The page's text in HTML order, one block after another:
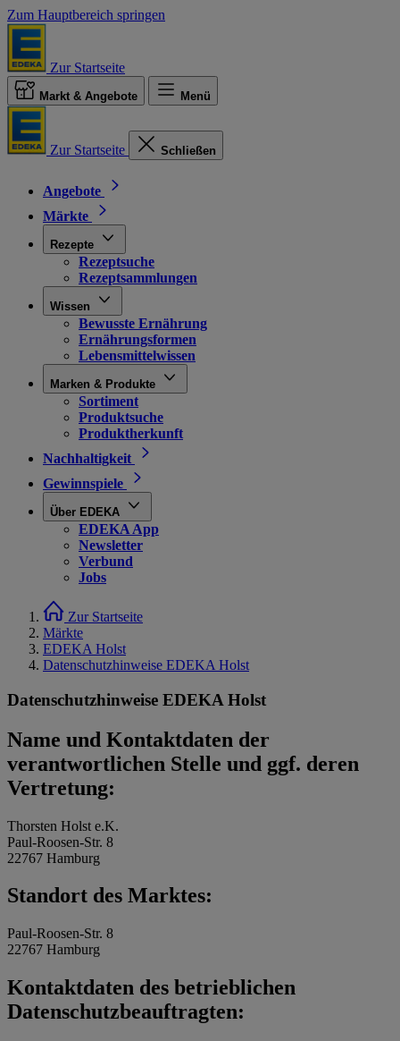
Zum Hauptbereich springen
Zur Startseite
Markt & Angebote Menü
Zur Startseite Schließen
Angebote
Märkte
Rezepte
Rezeptsuche
Rezeptsammlungen
Wissen
Bewusste Ernährung
Ernährungsformen
Lebensmittelwissen
Marken & Produkte
Sortiment
Produktsuche
Produktherkunft
Nachhaltigkeit
Gewinnspiele
Über EDEKA
EDEKA App
Newsletter
Verbund
Jobs
Zur Startseite
Märkte
EDEKA Holst
Datenschutzhinweise EDEKA Holst
Datenschutzhinweise EDEKA Holst
Name und Kontaktdaten der
verantwortlichen Stelle und ggf. deren
Vertretung:
Thorsten Holst e.K.
Paul-Roosen-Str. 8
22767 Hamburg
Standort des Marktes:
Paul-Roosen-Str. 8
22767 Hamburg
Kontaktdaten des betrieblichen
Datenschutzbeauftragten: